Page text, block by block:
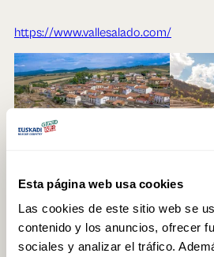
Esta página web usa cookies
Las cookies de este sitio web se
contenido y los anuncios, ofrecer
sociales y analizar el tráfico.
Erlebnis
https://www.vallesalado.com/